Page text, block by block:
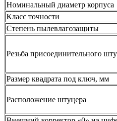
Номинальный диаметр корпуса
Класс точности
Степень пылевлагозащиты
Резьба присоединительного
Размер квадрата под ключ, мм
Расположение штуцера